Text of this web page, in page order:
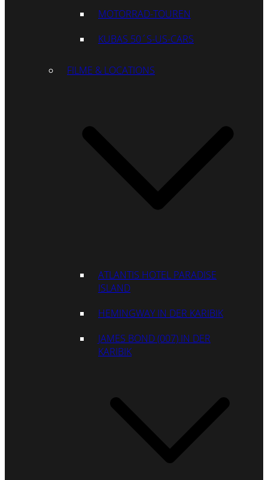
MOTORRAD-TOUREN
KUBAS 50´S-US-CARS
FILME & LOCATIONS
ATLANTIS HOTEL PARADISE
ISLAND
HEMINGWAY IN DER KARIBIK
JAMES BOND (007) IN DER
KARIBIK